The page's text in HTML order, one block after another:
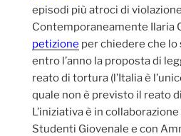
episodi più atroci di
Contemporaneamente Ilaria
petizione per chiedere che
entro l’anno la proposta di
reato di tortura (l’Italia è
quale non è previsto il reato
L’iniziativa è in
Studenti Giovenale e con